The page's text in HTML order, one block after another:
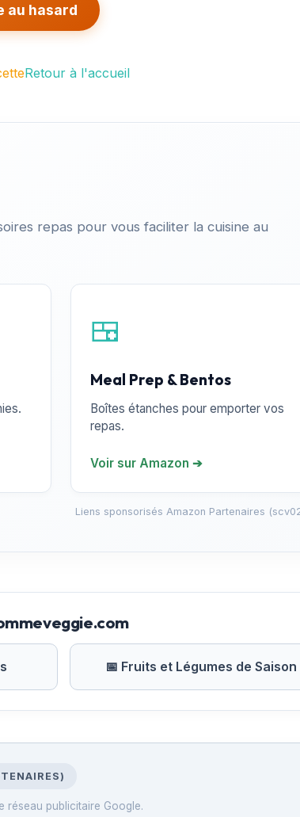
au hasard
Retour à l'accueil
repas pour vous faciliter la cuisine au
🍱
Meal Prep & Bentos
Boîtes étanches pour emporter vos
repas.
Voir sur Amazon ➔
Liens sponsorisés Amazon Partenaires
📅 Fruits et Légumes de Saison
réseau publicitaire Google.